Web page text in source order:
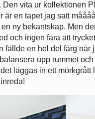
. Den vita ur kollektionen
är en tapet jag satt
ny bekantskap. Men
och ingen fara att
fällde en hel del färg när
upp rummet
läggas in ett mörkgrått